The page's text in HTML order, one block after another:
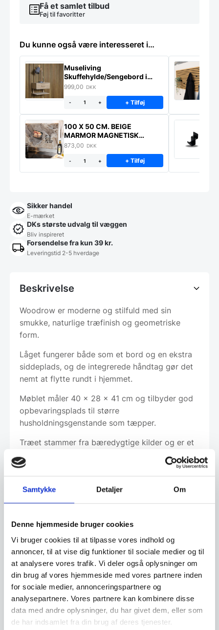
Samtykke Detaljer Om
Denne hjemmeside bruger cookies
Vi bruger cookies til at tilpasse vores indhold og
annoncer, til at vise dig funktioner til sociale medier og til
at analysere vores trafik. Vi deler også oplysninger om
din brug af vores hjemmeside med vores partnere inden
for sociale medier, annonceringspartnere og
analysepartnere. Vores partnere kan kombinere disse
data med andre oplysninger, du har givet dem, eller som
de har indsamlet fra din brug af deres tjenester.
Få et samlet tilbud
Føj til favoritter
Du kunne også være interesseret i…
Museliving
Skuffehylde/Sengebord i
massiv eg
999,00 DKK
- + + Tilføj
100 X 50 CM. BEIGE
MARMOR MAGNETISK
STÆNKPLADE
873,00 DKK
- + + Tilføj
Sikker handel
E-mærket
DKs største udvalg til væggen
Bliv inspireret
Forsendelse fra kun 39 kr.
Leveringstid 2-5 hverdage
Beskrivelse
Woodrow er moderne og stilfuld med sin
smukke, naturlige træfinish og geometriske
form.
Låget fungerer både som et bord og en ekstra
siddeplads, og de integrerede håndtag gør det
nemt at flytte rundt i hjemmet.
Møblet måler 40 x 28 x 41 cm og tilbyder god
opbevaringsplads til større
husholdningsgenstande som tæpper.
Træet stammer fra bæredygtige kilder og er et
unikt naturmateriale med variationer i tone,
struktur og åretegning, så produktet kan afvige
fra billederne.
giver opbevaringsplads til større
et sidebord og en ekstra siddeplads.
af behandlet naturtræ, som er bøjet til en
smukt kurvet, cylindrisk form.
Ekstra siddeplads og nem at flytte:
ekstra siddeplads eller opbevaring til
ethvert rum i dit hjem, takket være de
indbyggede håndtag, der gør det let at
bære og flytte, hvor det er nødvendigt.
Varmt og alsidigt design:Den naturlige
træfinish giver en subtil og neutral varme
til det moderne design.